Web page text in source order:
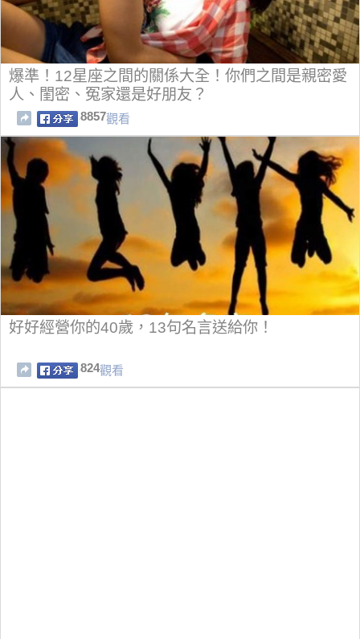
爆準！12星座之間的關係大全！你們之間是親密愛
人、閨密、冤家還是好朋友？
8857觀看
好好經營你的40歲，13句名言送給你！
824觀看